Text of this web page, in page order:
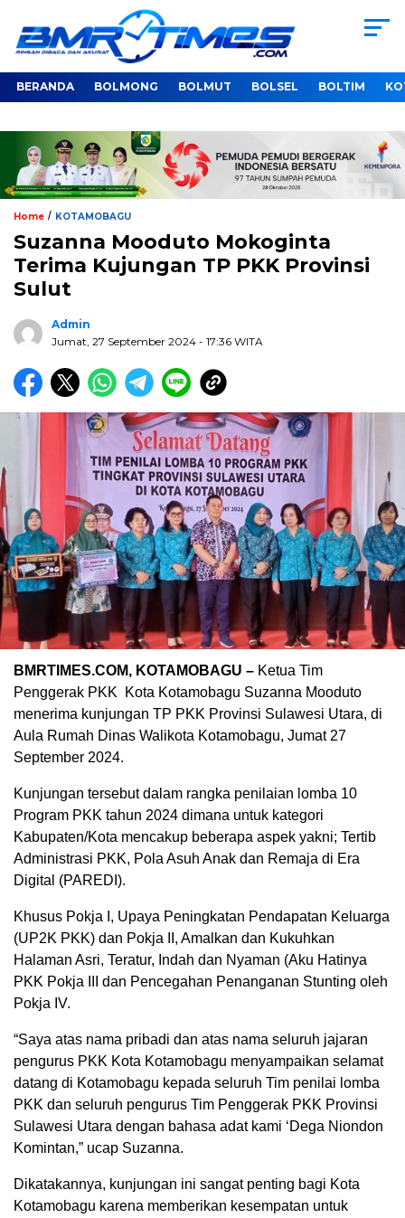
BERANDA BOLMONG BOLMUT BOLSEL BOLTIM
Home / KOTAMOBAGU
Suzanna Mooduto Mokoginta
Terima Kujungan TP PKK Provinsi
Sulut
Admin
Jumat, 27 September 2024 - 17:36 WITA
BMRTIMES.COM, KOTAMOBAGU – Ketua Tim
Penggerak PKK Kota Kotamobagu Suzanna Mooduto
menerima kunjungan TP PKK Provinsi Sulawesi Utara, di
Aula Rumah Dinas Walikota Kotamobagu, Jumat 27
September 2024.
Kunjungan tersebut dalam rangka penilaian lomba 10
Program PKK tahun 2024 dimana untuk kategori
Kabupaten/Kota mencakup beberapa aspek yakni; Tertib
Administrasi PKK, Pola Asuh Anak dan Remaja di Era
Digital (PAREDI).
Khusus Pokja I, Upaya Peningkatan Pendapatan Keluarga
(UP2K PKK) dan Pokja II, Amalkan dan Kukuhkan
Halaman Asri, Teratur, Indah dan Nyaman (Aku Hatinya
PKK Pokja III dan Pencegahan Penanganan Stunting oleh
Pokja IV.
“Saya atas nama pribadi dan atas nama seluruh jajaran
pengurus PKK Kota Kotamobagu menyampaikan selamat
datang di Kotamobagu kepada seluruh Tim penilai lomba
PKK dan seluruh pengurus Tim Penggerak PKK Provinsi
Sulawesi Utara dengan bahasa adat kami ‘Dega Niondon
Komintan,” ucap Suzanna.
Dikatakannya, kunjungan ini sangat penting bagi Kota
Kotamobagu karena memberikan kesempatan untuk